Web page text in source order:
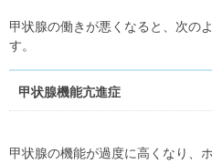
甲状腺の働きが悪くなると、次の
す。
甲状腺機能亢進症
甲状腺の機能が過度に高くなり、